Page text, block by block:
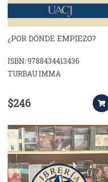
¿POR DÓNDE EMPIEZO?
ISBN: 9788434413436
TURBAU IMMA
$246